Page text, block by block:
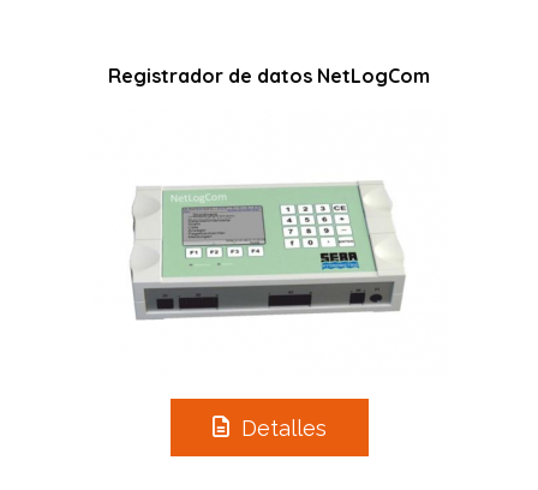
Registrador de datos NetLogCom
Detalles